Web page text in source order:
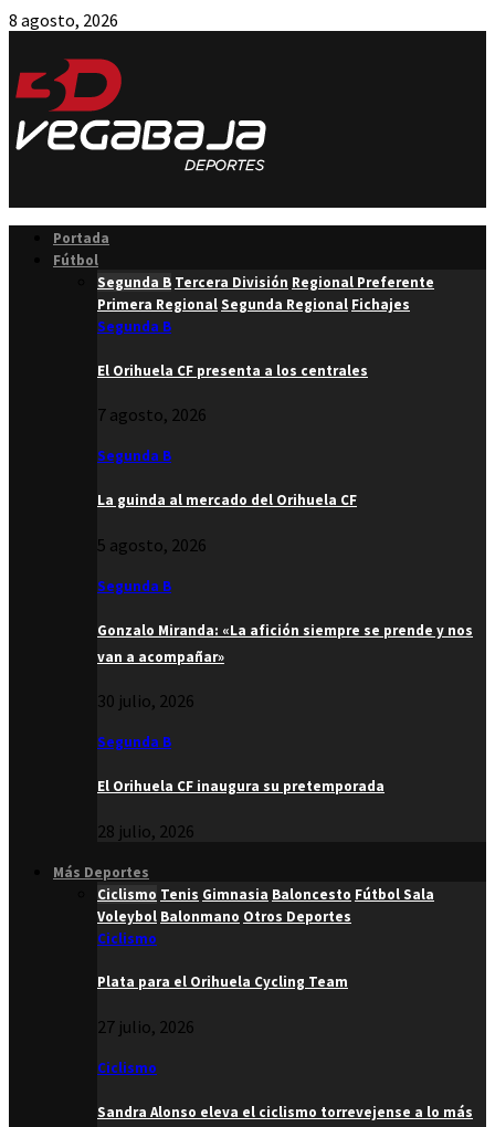
8 agosto, 2026
Portada
Fútbol
Segunda B Tercera División Regional Preferente
Primera RegionalSegunda Regional Fichajes
Segunda B
El Orihuela CF presenta a los centrales
7 agosto, 2026
Segunda B
La guinda al mercado del Orihuela CF
5 agosto, 2026
Segunda B
Gonzalo Miranda: «La afición siempre se prende y nos
van a acompañar»
30 julio, 2026
Segunda B
El Orihuela CF inaugura su pretemporada
28 julio, 2026
Más Deportes
Ciclismo Tenis Gimnasia Baloncesto Fútbol Sala
Voleybol Balonmano Otros Deportes
Ciclismo
Plata para el Orihuela Cycling Team
27 julio, 2026
Ciclismo
Sandra Alonso eleva el ciclismo torrevejense a lo más